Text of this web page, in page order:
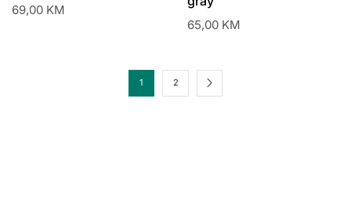
69,00 KM
65,00 KM
1 2